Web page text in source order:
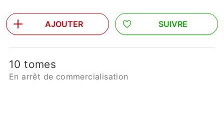
AJOUTER SUIVRE
10 tomes
En arrêt de commercialisation